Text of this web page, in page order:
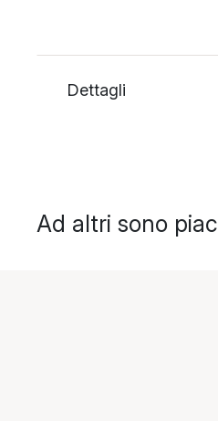
Dettagli
Ad altri sono